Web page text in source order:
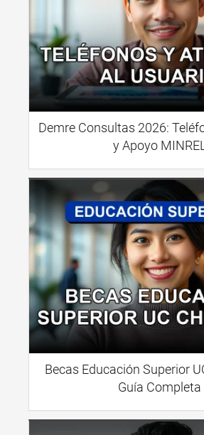
Demre Consultas 2026:
y Apoyo MINREL
Becas Educación Superior
Guía Completa